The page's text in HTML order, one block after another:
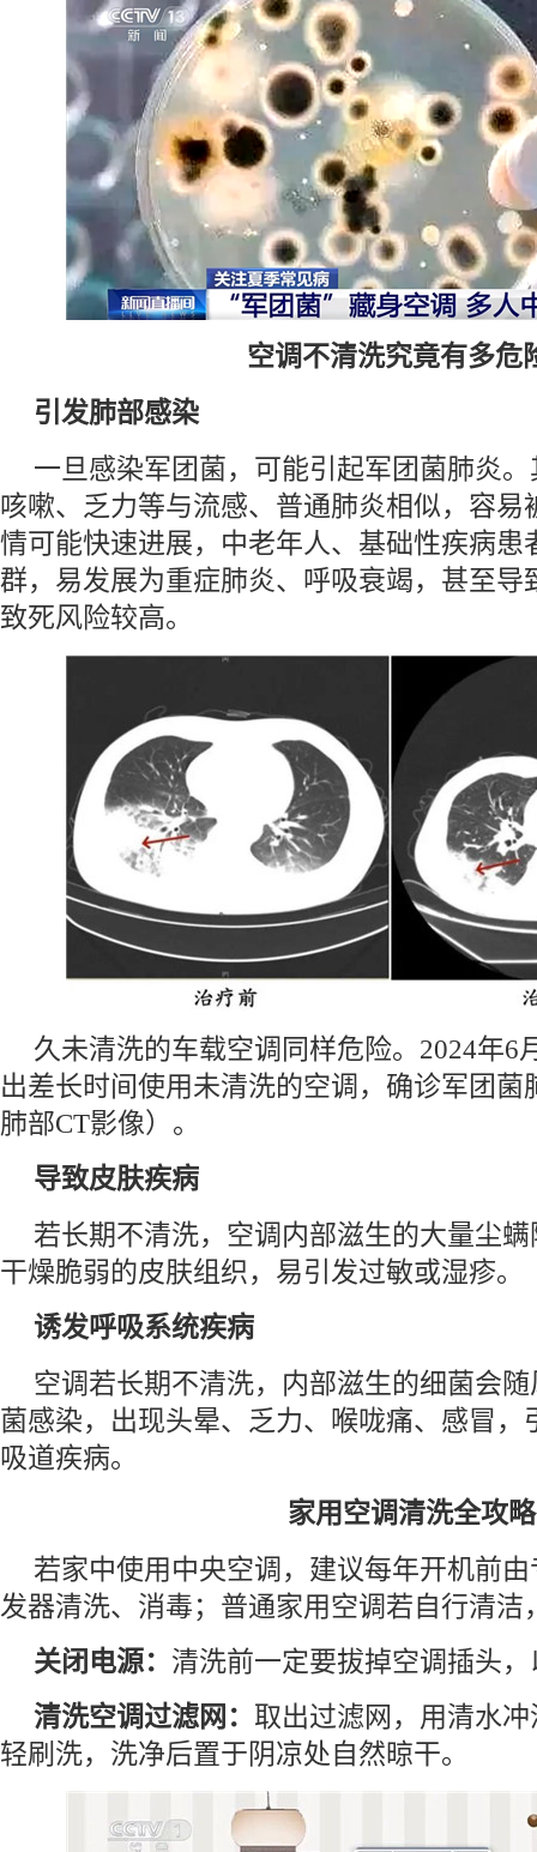
空调不清洗究竟有多危
引发肺部感染
一旦感染军团菌，可能引起军团菌肺炎
咳嗽、乏力等与流感、普通肺炎相似，容易
情可能快速进展，中老年人、基础性疾病患
群，易发展为重症肺炎、呼吸衰竭，甚至导
致死风险较高。
久未清洗的车载空调同样危险。2024年6
出差长时间使用未清洗的空调，确诊军团菌
肺部CT影像）。
导致皮肤疾病
若长期不清洗，空调内部滋生的大量尘
干燥脆弱的皮肤组织，易引发过敏或湿疹。
诱发呼吸系统疾病
空调若长期不清洗，内部滋生的细菌会
菌感染，出现头晕、乏力、喉咙痛、感冒，
吸道疾病。
家用空调清洗全攻略
若家中使用中央空调，建议每年开机前
发器清洗、消毒；普通家用空调若自行清洁
关闭电源： 清洗前一定要拔掉空调插头
清洗空调过滤网： 取出过滤网，用清水
轻刷洗，洗净后置于阴凉处自然晾干。